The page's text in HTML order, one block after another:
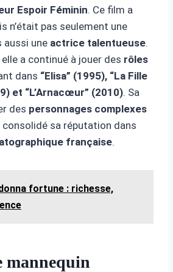
Espoir Féminin. Ce film a
n’était pas seulement une
aussi une actrice talentueuse.
a continué à jouer des rôles
dans “Elisa” (1995), “La Fille
et “L’Arnacœur” (2010). Sa
des personnages complexes
consolidé sa réputation dans
française.
fortune : richesse,
mannequin